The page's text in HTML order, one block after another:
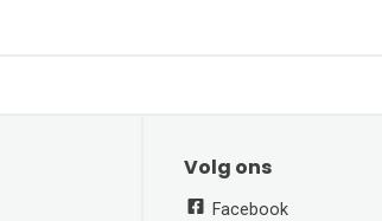
Volg ons
Facebook